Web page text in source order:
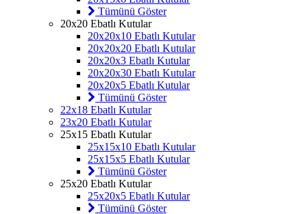
Tümünü Göster
20x20 Ebatlı Kutular
20x20x10 Ebatlı Kutular
20x20x20 Ebatlı Kutular
20x20x3 Ebatlı Kutular
20x20x30 Ebatlı Kutular
20x20x5 Ebatlı Kutular
Tümünü Göster
22x18 Ebatlı Kutular
23x20 Ebatlı Kutular
25x15 Ebatlı Kutular
25x15x10 Ebatlı Kutular
25x15x5 Ebatlı Kutular
Tümünü Göster
25x20 Ebatlı Kutular
25x20x5 Ebatlı Kutular
Tümünü Göster